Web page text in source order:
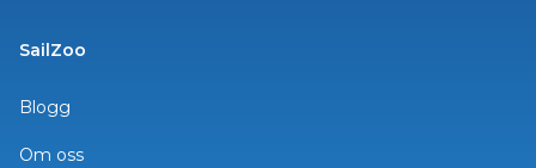
SailZoo
Blogg
Om oss